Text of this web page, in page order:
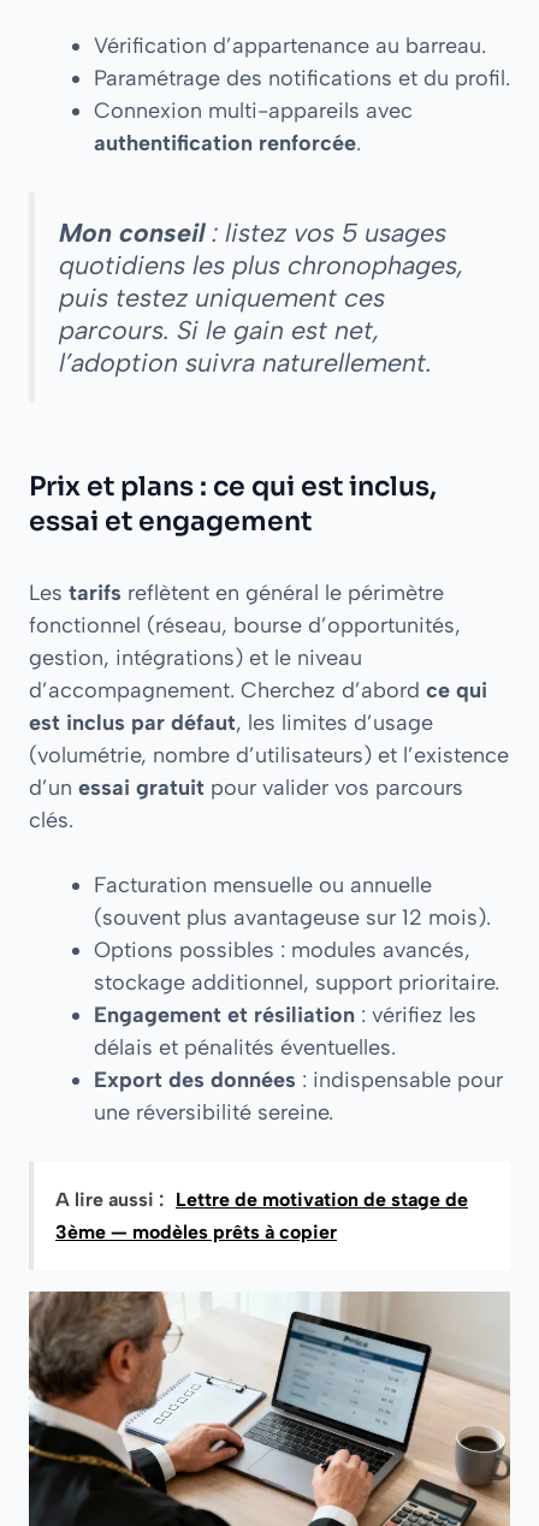
Vérification d’appartenance au barreau.
Paramétrage des notifications et du profil.
Connexion multi-appareils avec
authentification renforcée.
Mon conseil: listez vos 5 usages
quotidiens les plus chronophages,
puis testez uniquement ces
parcours. Si le gain est net,
l’adoption suivra naturellement.
Prix et plans : ce qui est inclus,
essai et engagement
Les tarifs reflètent en général le périmètre
fonctionnel (réseau, bourse d’opportunités,
gestion, intégrations) et le niveau
d’accompagnement. Cherchez d’abord ce qui
est inclus par défaut, les limites d’usage
(volumétrie, nombre d’utilisateurs) et l’existence
d’un essai gratuit pour valider vos parcours
clés.
Facturation mensuelle ou annuelle
(souvent plus avantageuse sur 12 mois).
Options possibles : modules avancés,
stockage additionnel, support prioritaire.
Engagement et résiliation : vérifiez les
délais et pénalités éventuelles.
Export des données : indispensable pour
une réversibilité sereine.
A lire aussi : Lettre de motivation de stage de
3ème — modèles prêts à copier